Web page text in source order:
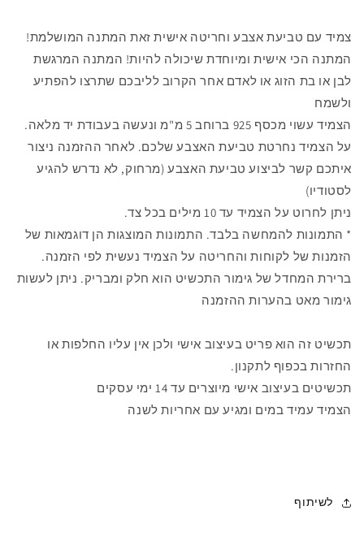
צמיד עם טביעת אצבע וחריטה אישית זאת המתנה המושלמת!
המתנה הכי אישית ומיוחדת שיכולה להיות! המתנה המרגשת
לבן או בת הזוג או לאדם אחר הקרוב לליבכם שתרצו להפתיע
ולשמח
הצמיד עשוי מכסף 925 ברוחב 5 מ"מ ונעשה בעבודת יד מלאה.
על הצמיד נחרטת טביעת האצבע שלכם. לאחר ההזמנה ניצור
איתכם קשר לביצוע טביעת האצבע (מרחוק, לא נדרש להגיע
לסטודיו)
ניתן לחרוט על הצמיד עד 10 מילים בכל צד.
* התמונות להמחשה בלבד. התמונות המוצגות הן דוגמאות של
הזמנות של לקוחות והחריטה על הצמיד נעשית לפי הזמנה.
ברירת המחדל של גימור התכשיט הוא חלק ומבריק. ניתן לעשות
גימור מאט בהערות ההזמנה
תכשיט זה הוא פריט בעיצוב אישי ולכן אין עליו החלפות או
החזרות בכפוף לתקנון.
תכשיטים בעיצוב אישי מיוצרים עד 14 ימי עסקים
הצמיד עמיד במים ומגיע עם אחריות לשנה
לשיתוף